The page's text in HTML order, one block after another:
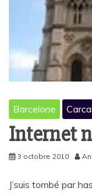
Barcelone
Internet
3 octobre 2010
J’suis tombé par